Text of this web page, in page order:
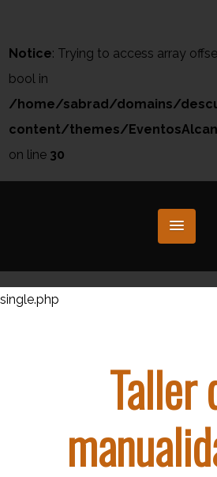
Notice: Trying to access array
bool in
/home/sabrad/domains/
content/themes/
on line 30
single.php
Taller